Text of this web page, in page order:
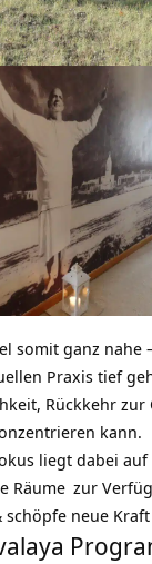
somit ganz
Praxis tief
Rückkehr
kann.
liegt dabei
Räume zur
neue